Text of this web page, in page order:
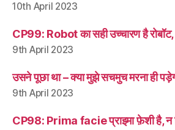
10th April 2023
CP99: Robot का सही उच्चारण है रोबॉट,
9th April 2023
उसने पूछा था – क्या मुझे सचमुच मरना ही
9th April 2023
CP98: Prima facie प्राइमा फ़ेशी है, न